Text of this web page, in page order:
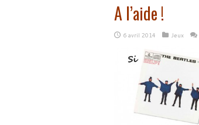
A l’aide !
6 avril 2014 Jeux